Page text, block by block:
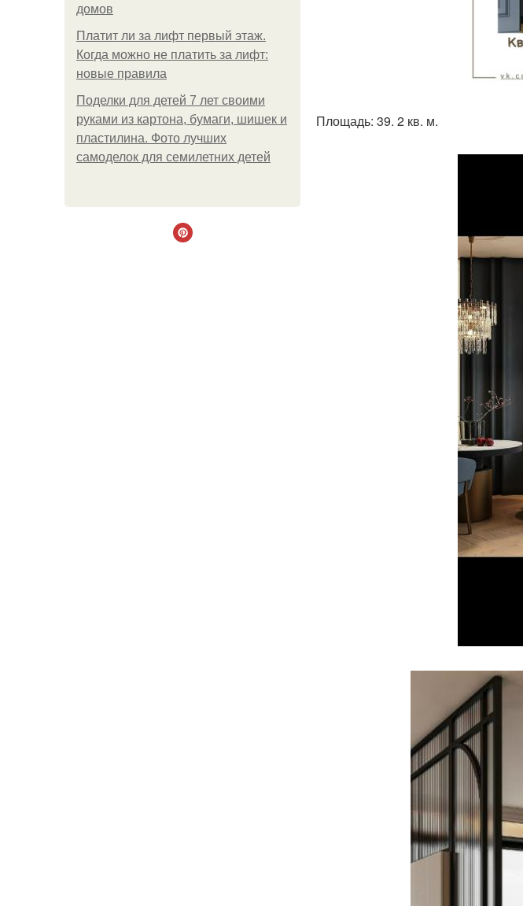
домов
Платит ли за лифт первый этаж.
Когда можно не платить за лифт:
новые правила
Поделки для детей 7 лет своими
руками из картона, бумаги, шишек и
пластилина. Фото лучших
самоделок для семилетних детей
Площадь: 39. 2 кв. м.